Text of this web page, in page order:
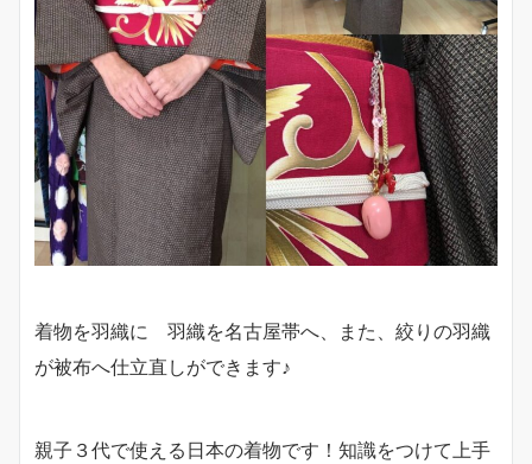
着物を羽織に 羽織を名古屋帯へ、また、絞りの羽織
が被布へ仕立直しができます♪
親子３代で使える日本の着物です！知識をつけて上手